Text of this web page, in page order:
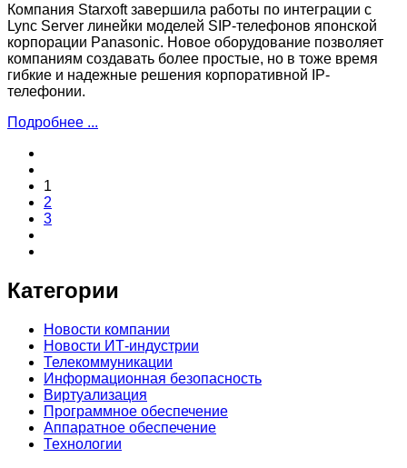
Компания Starxoft завершила работы по интеграции с
Lync Server линейки моделей SIP-телефонов японской
корпорации Panasonic. Новое оборудование позволяет
компаниям создавать более простые, но в тоже время
гибкие и надежные решения корпоративной IP-
телефонии.
Подробнее ...
1
2
3
Категории
Новости компании
Новости ИТ-индустрии
Телекоммуникации
Информационная безопасность
Виртуализация
Программное обеспечение
Аппаратное обеспечение
Технологии